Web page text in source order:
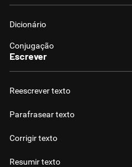
Dicionário
Conjugação
Escrever
Reescrever texto
Parafrasear texto
Corrigir texto
Resumir texto